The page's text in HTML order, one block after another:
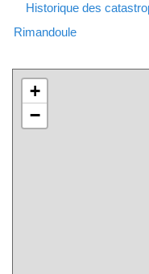
Historique des
Rimandoule
+
−